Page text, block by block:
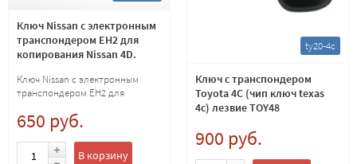
Ключ Nissan с электронным
транспондером EH2 для
копирования Nissan 4D.
Ключ Nissan с электронным
транспондером EH2 для
NSN14
650 руб.
В корзину
ty20-4c
Ключ с транспондером
Toyota 4C (чип ключ texas
4c) лезвие TOY48
900 руб.